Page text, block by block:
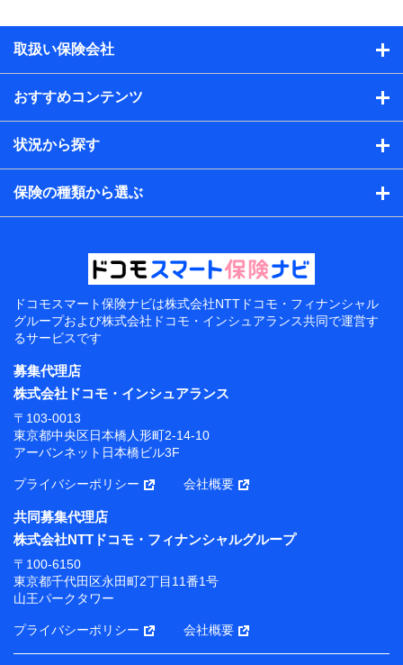
取扱い保険会社
おすすめコンテンツ
状況から探す
保険の種類から選ぶ
ドコモスマート保険ナビは株式会社NTTドコモ・フィナンシャル
グループおよび株式会社ドコモ・インシュアランス共同で運営す
るサービスです
募集代理店
株式会社ドコモ・インシュアランス
〒103-0013
東京都中央区日本橋人形町2-14-10
アーバンネット日本橋ビル3F
プライバシーポリシー 会社概要
共同募集代理店
株式会社NTTドコモ・フィナンシャルグループ
〒100-6150
東京都千代田区永田町2丁目11番1号
山王パークタワー
プライバシーポリシー 会社概要